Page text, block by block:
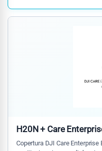
H20N + Care
Copertura DJI Care